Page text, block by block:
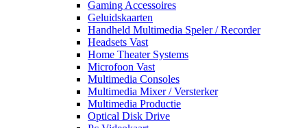
Gaming Accessoires
Geluidskaarten
Handheld Multimedia Speler / Recorder
Headsets Vast
Home Theater Systems
Microfoon Vast
Multimedia Consoles
Multimedia Mixer / Versterker
Multimedia Productie
Optical Disk Drive